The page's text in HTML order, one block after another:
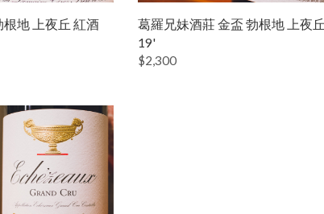
地 上夜丘 紅酒
葛羅兄妹酒莊 金盃 勃根地 上夜
19'
$2,300